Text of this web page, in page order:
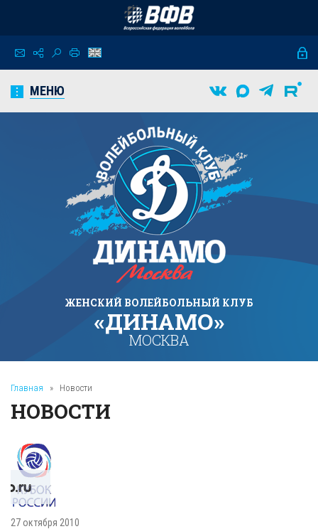
МЕНЮ
ЖЕНСКИЙ ВОЛЕЙБОЛЬНЫЙ КЛУБ
«ДИНАМО»
МОСКВА
Главная » Новости
НОВОСТИ
27 октября 2010